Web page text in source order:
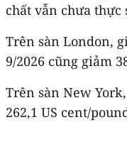
chất vẫn chưa thực
Trên sàn London,
9/2026 cũng giảm
Trên sàn New
262,1 US cent/